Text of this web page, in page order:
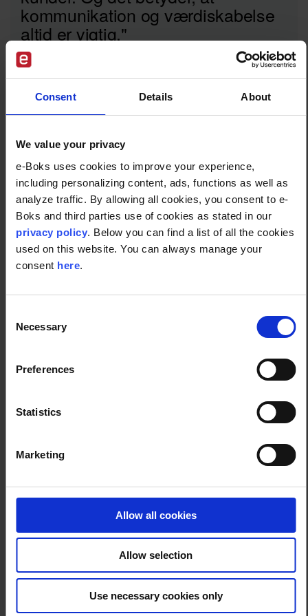
Consent Details About
We value your privacy
e-Boks uses cookies to improve your experience,
including personalizing content, ads, functions as well as
analyze traffic. By allowing all cookies, you consent to e-
Boks and third parties use of cookies as stated in our
privacy policy. Below you can find a list of all the cookies
used on this website. You can always manage your
consent here.
Selection
Necessary
Preferences
Statistics
Marketing
Allow all cookies
Allow selection
Use necessary cookies only
kommunikation og værdiskabelse
altid er vigtig."
Fundament først –
differentiering bagefter
Fremtidens kundeforhold i forsikrings- og
pensionsbranchen skal ikke nødvendigvis dyrkes
gennem flere beskeder eller mere kommunikation.
Tværtimod forventer kunderne,at den
grundlæggende digitale kommunikation er præcis,
sikker og effektiv– og lever op til alle standarder for
best practice.
selskaberne kan differentiere sig. Ikke på,
omde
kommunikerer digitalt, men på
de bruger
personlige og meningsfulde relationer. Og
kommunikation med værditilbud, der rækker ud over
det, man traditionelt forbinder med forsikring og